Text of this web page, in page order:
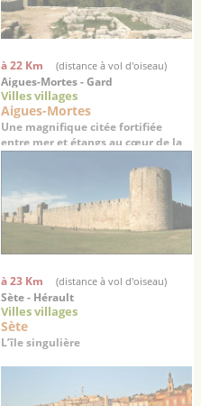
à 22 Km (distance à vol d'oiseau)
Aigues-Mortes - Gard
Villes villages
Aigues-Mortes
Une magnifique citée fortifiée
entre mer et étangs au cœur de la
à 23 Km (distance à vol d'oiseau)
Sète - Hérault
Villes villages
Sète
L’île singulière